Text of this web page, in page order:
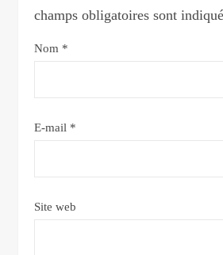
champs obligatoires sont
Nom *
E-mail *
Site web